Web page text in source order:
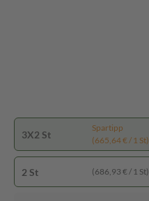
3X2 St
Spartipp
(665,64 € / 1 St)
2 St (686,93 € / 1 St)